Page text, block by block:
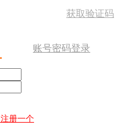
账号密码登录
获取验证码
册一个